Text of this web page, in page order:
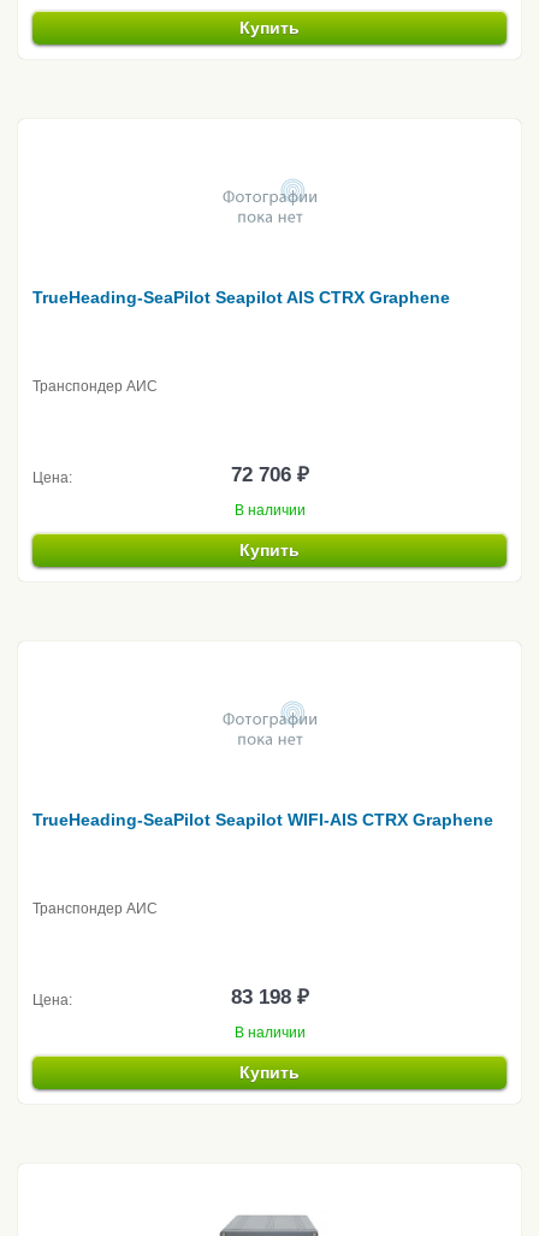
Купить
TrueHeading-SeaPilot Seapilot AIS CTRX Graphene
Транспондер АИС
Цена: 72 706 ₽
В наличии
Купить
TrueHeading-SeaPilot Seapilot WIFI-AIS CTRX Graphene
Транспондер АИС
Цена: 83 198 ₽
В наличии
Купить